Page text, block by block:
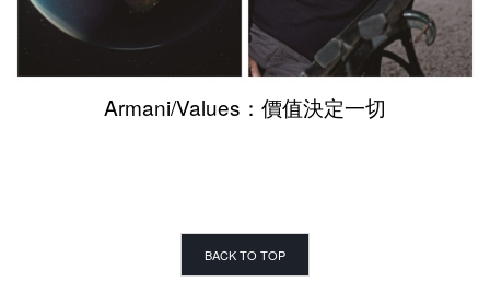
Armani/Values：價值決定一切
BACK TO TOP